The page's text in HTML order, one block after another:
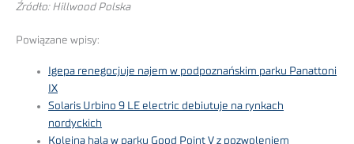
Źródło: Hillwood Polska
Powiązane wpisy:
Igepa renegocjuje najem w podpoznańskim parku Panattoni
IX
Solaris Urbino 9 LE electric debiutuje na rynkach
nordyckich
Kolejna hala w parku Good Point V z pozwoleniem